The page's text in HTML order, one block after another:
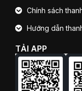
Chính sách
Hướng dẫn
TẢI APP